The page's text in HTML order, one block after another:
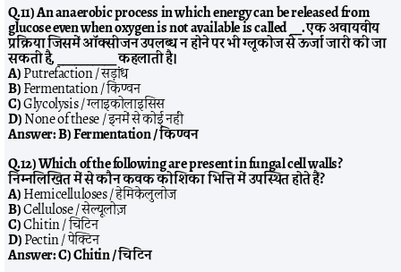
Q.11) An anaerobic process in which energy can be released from
glucose even when oxygen is not available is called __. एक अवायवीय
प्रक्रिया जिसमें ऑक्सीजन उपलब्ध न होने पर भी ग्लूकोज से ऊर्जा जारी की जा
सकती है, __________ कहलाती है।
A)Putrefaction / सड़ांध
B)Fermentation / किण्वन
C)Glycolysis / ग्लाइकोलाइसिस
D)None of these / इनमें से कोई नहीं
Answer:B) Fermentation / किण्वन
Q.12) Which of the following are present in fungal cell walls?
निम्नलिखित में से कौन कवक कोशिका भित्ति में उपस्थित होते हैं?
A)Hemicelluloses / हेमिकेलुलोज
B)Cellulose / सेल्यूलोज़
C)Chitin / चिटिन
D)Pectin / पेक्टिन
Answer:C) Chitin / चिटिन